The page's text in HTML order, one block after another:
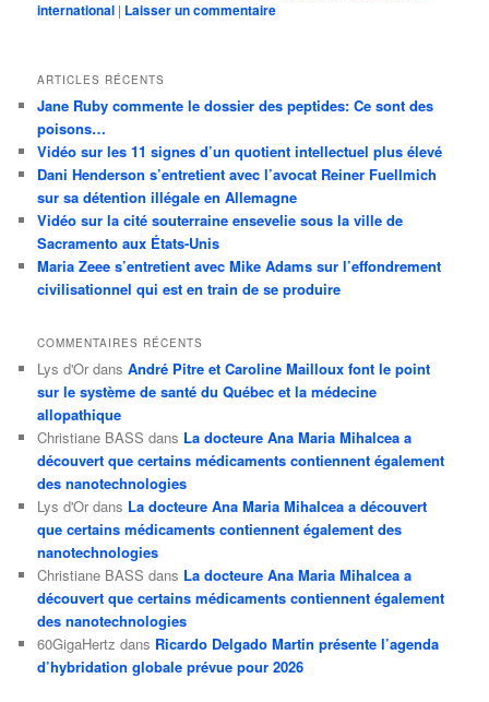
international | Laisser un commentaire
ARTICLES RÉCENTS
Jane Ruby commente le dossier des peptides: Ce sont des
poisons…
Vidéo sur les 11 signes d’un quotient intellectuel plus élevé
Dani Henderson s’entretient avec l’avocat Reiner Fuellmich
sur sa détention illégale en Allemagne
Vidéo sur la cité souterraine ensevelie sous la ville de
Sacramento aux États-Unis
Maria Zeee s’entretient avec Mike Adams sur l’effondrement
civilisationnel qui est en train de se produire
COMMENTAIRES RÉCENTS
Lys d'Or dansAndré Pitre et Caroline Mailloux font le point
sur le système de santé du Québec et la médecine
allopathique
Christiane BASS dans La docteure Ana Maria Mihalcea a
découvert que certains médicaments contiennent également
des nanotechnologies
Lys d'Or dans La docteure Ana Maria Mihalcea a découvert
que certains médicaments contiennent également des
nanotechnologies
Christiane BASS dans La docteure Ana Maria Mihalcea a
découvert que certains médicaments contiennent également
des nanotechnologies
60GigaHertz dans Ricardo Delgado Martin présente l’agenda
d’hybridation globale prévue pour 2026